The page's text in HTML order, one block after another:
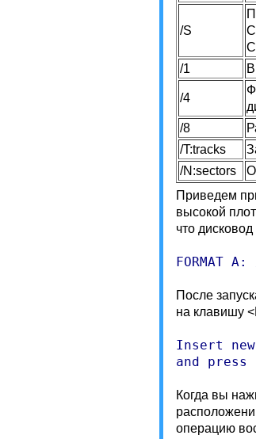
/S
С
/1
/4
/8
/T:tracks
/N:sectors
Приведем
высокой
что
FORMAT
После
на клавишу
Insert
and press
Когда вы
операцию